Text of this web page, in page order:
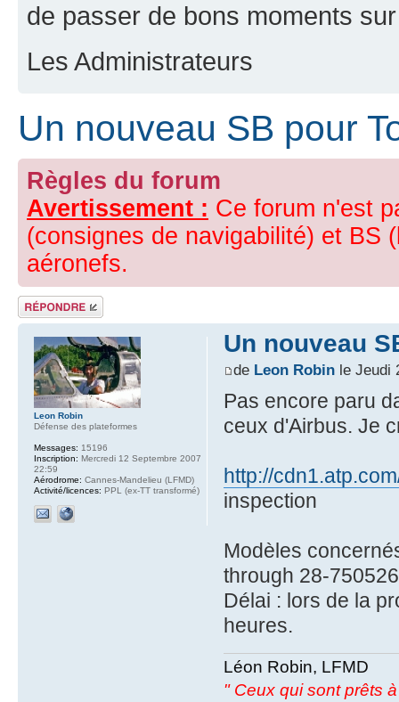
de passer de bons moments
Les Administrateurs
Un nouveau SB pour
Règles du forum
Avertissement : Ce forum n'est
(consignes de navigabilité) et BS
aéronefs.
Répondre
Un nouveau
de Leon Robinle Jeudi
Pas encore paru
ceux d'Airbus. Je
http://
inspection
Modèles
through 28-
Délai : lors de la
heures.
Léon Robin, LFMD
" Ceux qui sont prêts
Leon Robin
Défense des plateformes
Messages: 15196
Inscription: Mercredi 12 Septembre 2007
22:59
Aérodrome: Cannes-Mandelieu (LFMD)
Activité/licences: PPL (ex-TT transformé)